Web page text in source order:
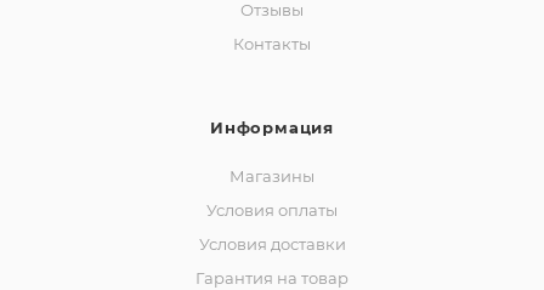
Отзывы
Контакты
Информация
Магазины
Условия оплаты
Условия доставки
Гарантия на товар